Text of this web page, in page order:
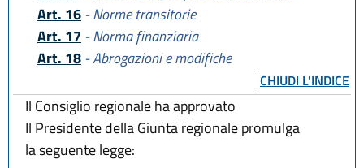
Art. 16 - Norme transitorie
Art. 17 - Norma finanziaria
Art. 18 - Abrogazioni e modifiche
CHIUDI L'INDICE
Il Consiglio regionale ha approvato
Il Presidente della Giunta regionale promulga
la seguente legge: